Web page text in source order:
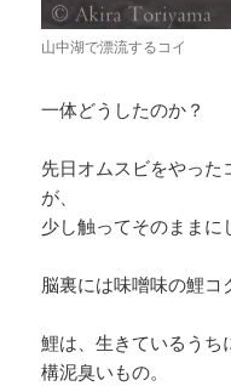
山中湖で漂流するコイ
一体どうしたのか？
先日オムスビをやった
が、
少し触ってそのままに
脳裏には味噌味の鯉コ
鯉は、生きているう
構泥臭いもの。